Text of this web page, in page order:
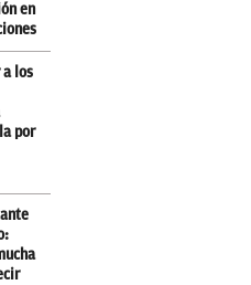
en
a los
por